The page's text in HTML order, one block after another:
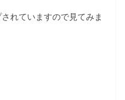
れていますので見てみま